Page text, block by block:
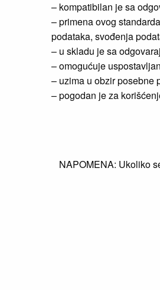
– kompatibilan je sa
– primena ovog
podataka, svođenja
– u skladu je sa
– omogućuje
– uzima u obzir posebne
– pogodan je za
NAPOMENA: Ukoliko